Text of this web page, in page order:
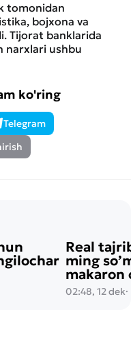
tomonidan
bojxona va
Tijorat banklarida
narxlari ushbu
ko'ring
Telegram
Real
ming
makaron
02:48, 12 dek·